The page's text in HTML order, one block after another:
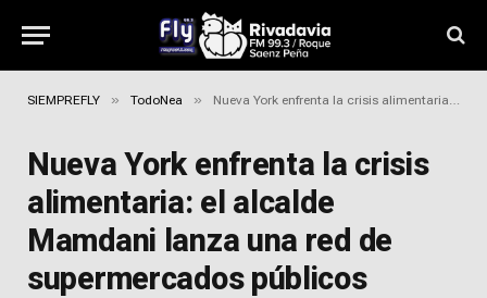
SIEMPREFLY » TodoNea » Nueva York enfrenta la crisis alimentaria: el alcalde Mamdani lanza una red de supermercados públicos
Nueva York enfrenta la crisis
alimentaria: el alcalde
Mamdani lanza una red de
supermercados públicos